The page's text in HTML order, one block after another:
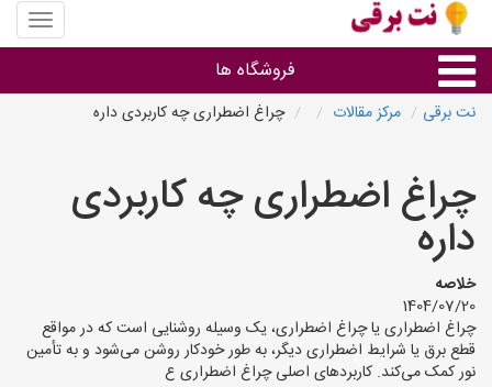
منوی
سایت
برقی
فروشگاه ها
سایر گروه ها
نت برقی مرکز مقالات چراغ اضطراری چه کاربردی داره
چراغ اضطراری چه کاربردی
داره
خلاصه
1404/07/20
چراغ اضطراری یا چراغ اضطراری، یک وسیله روشنایی است که در مواقع
قطع برق یا شرایط اضطراری دیگر، به طور خودکار روشن می‌شود و به تأمین
نور کمک می‌کند. کاربردهای اصلی چراغ اضطراری ع